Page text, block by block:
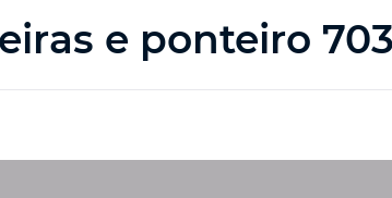
e ponteiro